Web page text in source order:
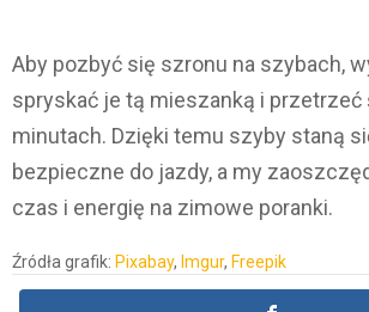
Aby pozbyć się szronu na szybach,
spryskać je tą mieszanką i przetrzeć
minutach. Dzięki temu szyby staną
bezpieczne do jazdy, a my
czas i energię na zimowe poranki.
Źródła grafik: Pixabay, Imgur, Freepik